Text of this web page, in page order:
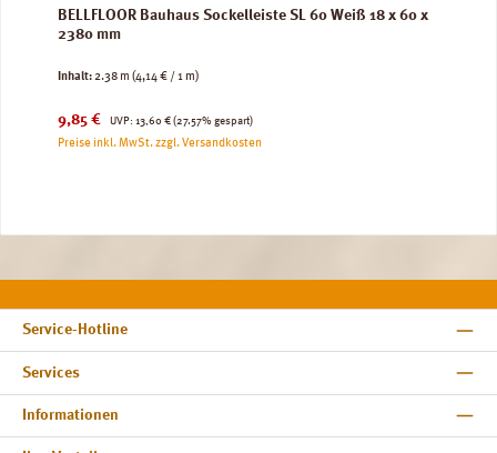
BELLFLOOR Bauhaus Sockelleiste SL 60 Weiß 18 x 60 x
2380 mm
Inhalt:2.38 m (4,14 € / 1 m)
Verkaufspreis:
9,85 € UVP:
Regulärer Preis:
13,60 € (27.57% gespart)
Preise inkl. MwSt. zzgl. Versandkosten
Service-Hotline
Services
Informationen